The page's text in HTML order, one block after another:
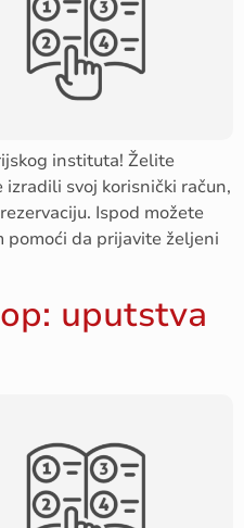
instituta! Želite
svoj korisnički račun,
Ispod možete
pomoći da prijavite željeni
uputstva